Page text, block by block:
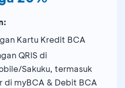
Kartu Kredit BCA
QRIS di
Sakuku, termasuk
di myBCA & Debit BCA